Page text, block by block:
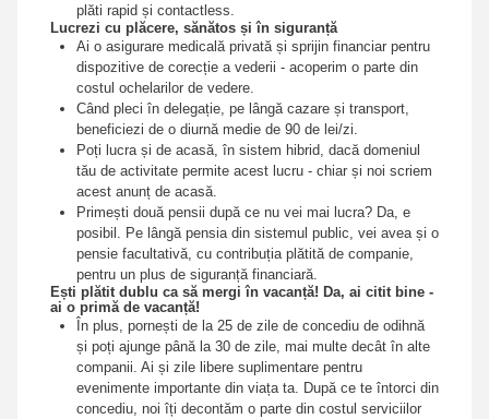
plăti rapid și contactless.
Lucrezi cu plăcere, sănătos și în siguranță
Ai o asigurare medicală privată și sprijin financiar pentru
dispozitive de corecție a vederii - acoperim o parte din
costul ochelarilor de vedere.
Când pleci în delegație, pe lângă cazare și transport,
beneficiezi de o diurnă medie de 90 de lei/zi.
Poți lucra și de acasă, în sistem hibrid, dacă domeniul
tău de activitate permite acest lucru - chiar și noi scriem
acest anunț de acasă.
Primești două pensii după ce nu vei mai lucra? Da, e
posibil. Pe lângă pensia din sistemul public, vei avea și o
pensie facultativă, cu contribuția plătită de companie,
pentru un plus de siguranță financiară.
Ești plătit dublu ca să mergi în vacanță! Da, ai citit bine -
ai o primă de vacanță!
În plus, pornești de la 25 de zile de concediu de odihnă
și poți ajunge până la 30 de zile, mai multe decât în alte
companii. Ai și zile libere suplimentare pentru
evenimente importante din viața ta. După ce te întorci din
concediu, noi îți decontăm o parte din costul serviciilor